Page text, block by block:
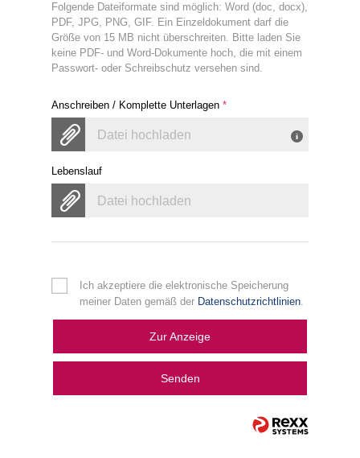
Folgende Dateiformate sind möglich: Word (doc, docx),
PDF, JPG, PNG, GIF. Ein Einzeldokument darf die
Größe von 15 MB nicht überschreiten. Bitte laden Sie
keine PDF- und Word-Dokumente hoch, die mit einem
Passwort- oder Schreibschutz versehen sind.
Anschreiben / Komplette Unterlagen *
Datei hochladen
Lebenslauf
Datei hochladen
Ich akzeptiere die elektronische Speicherung
meiner Daten gemäß der Datenschutzrichtlinien.
Zur Anzeige
Senden